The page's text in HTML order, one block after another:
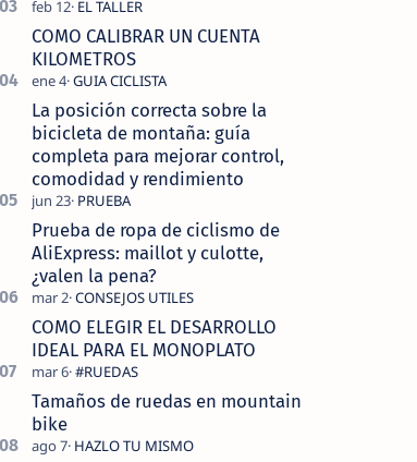
COMO CALIBRAR UN CUENTA
KILOMETROS
La posición correcta sobre la
bicicleta de montaña: guía
completa para mejorar control,
comodidad y rendimiento
Prueba de ropa de ciclismo de
AliExpress: maillot y culotte,
¿valen la pena?
COMO ELEGIR EL DESARROLLO
IDEAL PARA EL MONOPLATO
Tamaños de ruedas en mountain
bike